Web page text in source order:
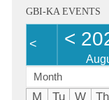
GBI-KA EVENTS
< <
Month
M Tu W Th